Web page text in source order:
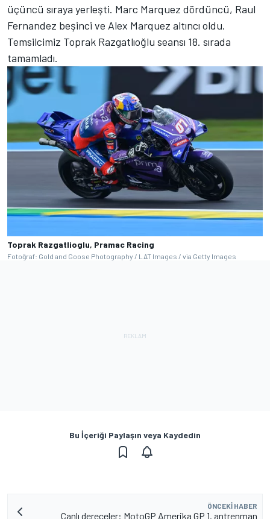
üçüncü sıraya yerleşti. Marc Marquez dördüncü, Raul
Fernandez beşinci ve Alex Marquez altıncı oldu.
Temsilcimiz Toprak Razgatlıoğlu seansı 18. sırada
tamamladı.
Toprak Razgatlioglu, Pramac Racing
Fotoğraf: Gold and Goose Photography / LAT Images / via Getty Images
Bu İçeriği Paylaşın veya Kaydedin
ÖNCEKI HABER
Canlı dereceler: MotoGP Amerika GP 1. antrenman